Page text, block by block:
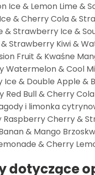
Ice & Lemon Lime &
& Cherry Cola &
& Strawberry Ice &
Strawberry Kiwi &
Fruit & Kwaśne
& Cool
& Double Apple &
Bull & Cherry
i limonka
Cherry &
& Mango
& Cherry
dotyczące